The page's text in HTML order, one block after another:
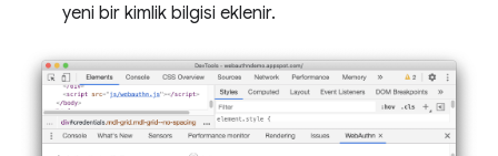
yeni bir kimlik bilgisi eklenir.